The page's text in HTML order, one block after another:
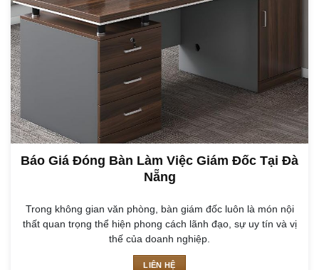
Báo Giá Đóng Bàn Làm Việc Giám Đốc Tại Đà
Nẵng
Trong không gian văn phòng, bàn giám đốc luôn là món nội
thất quan trọng thể hiện phong cách lãnh đạo, sự uy tín và vị
thế của doanh nghiệp.
LIÊN HỆ